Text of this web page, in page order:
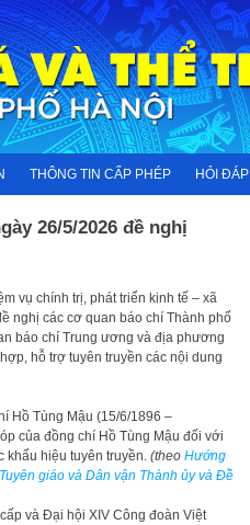
THÔNG TIN CẤP PHÉP HỎI ĐÁP
26/5/2026 đề nghị
vụ chính trị, phát triển kinh tế – xã
nghị các cơ quan báo chí Thành phố
báo chí Trung ương và địa phương
hỗ trợ tuyên truyền các nội dung
Hồ Tùng Mậu (15/6/1896 –
của đồng chí Hồ Tùng Mậu đối với
hiệu tuyên truyền. (theo Hướng
giáo và Dân vận Thành ủy và Đề
và Đại hội XIV Công đoàn Việt